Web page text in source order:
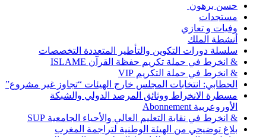
حسن برهون
مستجدات
وفيات و تعازي
أنشطة الملك
سلسلة دورات التكوين والتأطير المتعددة التخصصات
& انخرط في حملة تكريم حفظة القرآن ISLAME
& انخرط في حملة التكريم VIP
الحطابي: انتخابات المجلس خارج الهيئات “تجاوز غير مشروع”
مسطرة الانخراط ووثائق المرصد الدولي والشبكة
الأوروعربية Abonnement
& انخرط في نقابة التعليم العالي والأحياء الجامعية SUP
بلاغ توضيحي من الهيئة الوطنية لتراجمة المغرب